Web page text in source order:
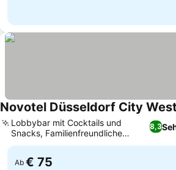
Novotel Düsseldorf City West
8,3
Lobbybar mit Cocktails und
Snacks, Familienfreundliche
Unterkünfte
Ab € 75